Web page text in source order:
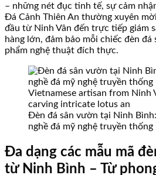
– những nét đục tinh tế, sự cảm
Đá Cảnh Thiên An thường xuyên
đầu từ Ninh Vân đến trực tiếp giám
hàng lớn, đảm bảo mỗi chiếc đèn
phẩm nghệ thuật đích thực.
Đèn đá sân vườn tại Ninh
nghề đá mỹ nghệ truyền thống
Đa dạng các mẫu mã
từ Ninh Bình – Từ